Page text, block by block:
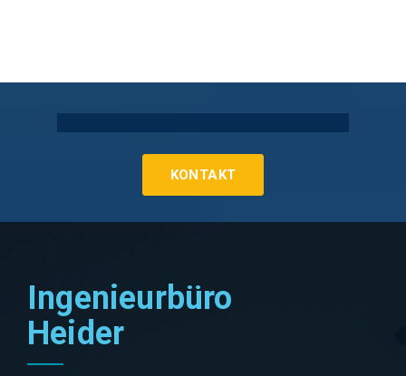
KONTAKT
Ingenieurbüro
Heider